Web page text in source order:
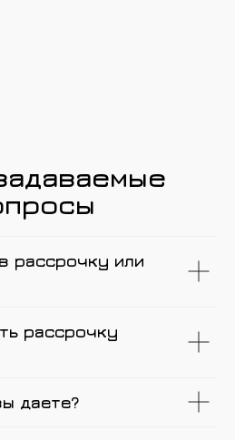
рассрочку или
рассрочку
даете?